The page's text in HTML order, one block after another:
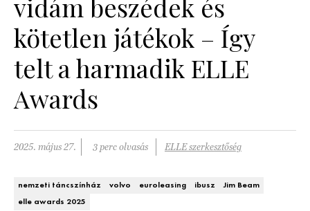
PSZICHÉ
ÉLETMÓD
Hírek
HOROSZKÓP
vidám beszédek és
kötetlen játékok – Így
telt a harmadik ELLE
Awards
2025. május 27. 3 perc olvasás ELLE szerkesztőség
nemzeti táncszínház volvo euroleasing ibusz
Jim Beam
elle awards 2025